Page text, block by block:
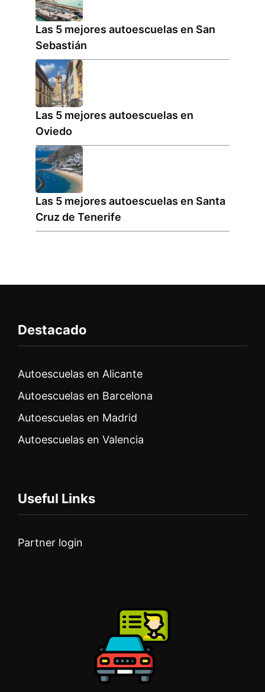
Las 5 mejores autoescuelas en San
Sebastián
Las 5 mejores autoescuelas en
Oviedo
Las 5 mejores autoescuelas en Santa
Cruz de Tenerife
Destacado
Autoescuelas en Alicante
Autoescuelas en Barcelona
Autoescuelas en Madrid
Autoescuelas en Valencia
Useful Links
Partner login